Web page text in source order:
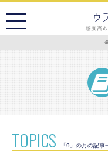
TOPICS 「9」の月の記事